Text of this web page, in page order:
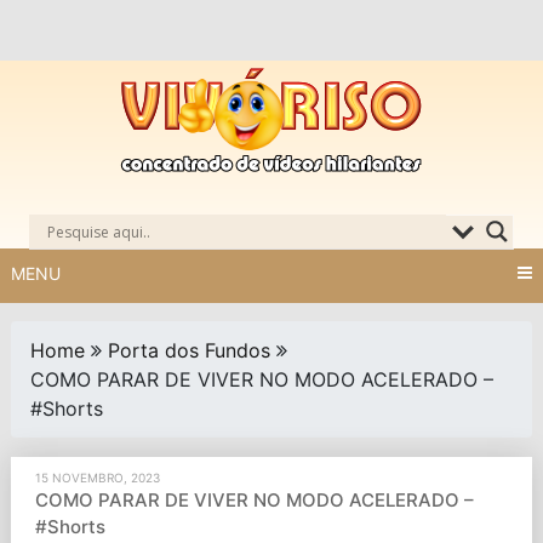
MENU
Home
Porta dos Fundos
COMO PARAR DE VIVER NO MODO ACELERADO –
#Shorts
15 NOVEMBRO, 2023
COMO PARAR DE VIVER NO MODO ACELERADO –
#Shorts